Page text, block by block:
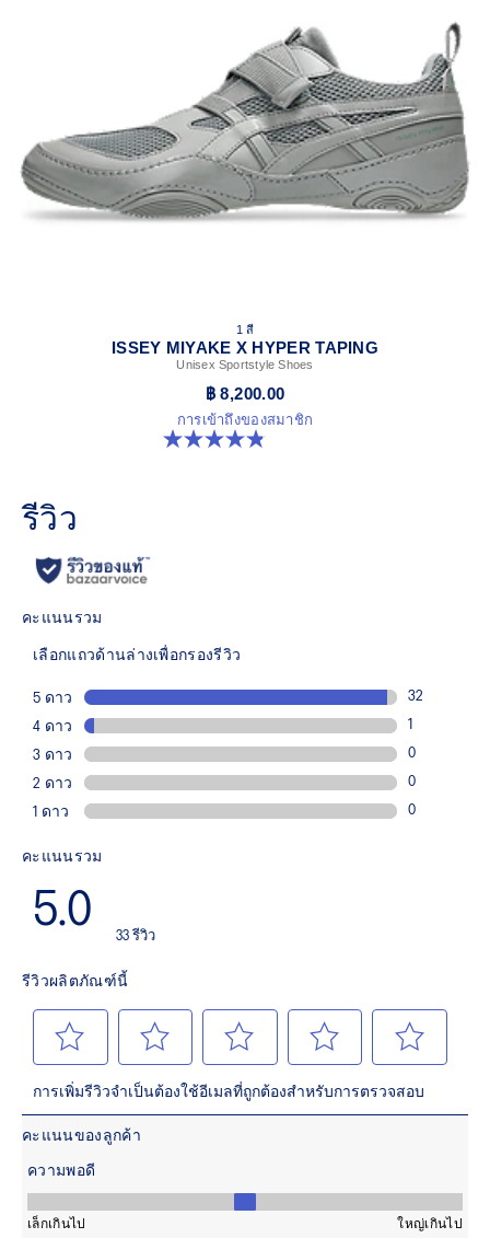
1 สี
ISSEY MIYAKE X HYPER TAPING
Unisex Sportstyle Shoes
฿ 8,200.00
การเข้าถึงของสมาชิก
4.8 จาก 5 ดาว 6 รีวิว